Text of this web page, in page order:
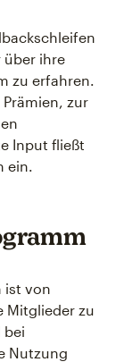
über ihre
zu erfahren.
zur
Input fließt
ein.
ist von
Mitglieder zu
bei
Nutzung